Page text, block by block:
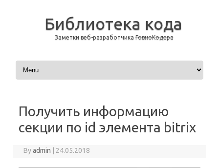
Библиотека кода
Заметки веб-разработчикаГовноКодера
Skip to content
Получить информацию
секции по id элемента bitrix
Byadmin 24.05.2018